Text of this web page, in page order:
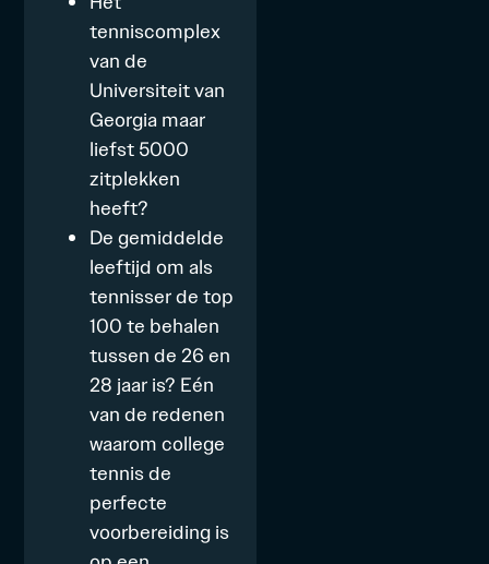
tenniscomplex
van de
Universiteit van
Georgia maar
liefst 5000
zitplekken
heeft?
De gemiddelde
leeftijd om als
tennisser de top
100 te behalen
tussen de 26 en
28 jaar is? Eén
van de redenen
waarom college
tennis de
perfecte
voorbereiding is